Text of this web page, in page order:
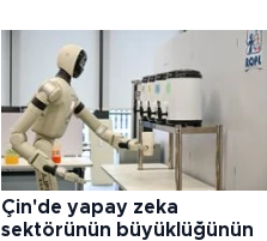
Çin'de yapay zeka
sektörünün büyüklüğünün